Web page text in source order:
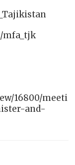
mfa_tjk​
16800/meeti
and-